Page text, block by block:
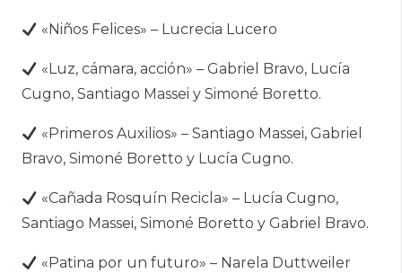
«Niños Felices» – Lucrecia Lucero
«Luz, cámara, acción» – Gabriel Bravo, Lucía
Cugno, Santiago Massei y Simoné Boretto.
«Primeros Auxilios» – Santiago Massei, Gabriel
Bravo, Simoné Boretto y Lucía Cugno.
«Cañada Rosquín Recicla» – Lucía Cugno,
Santiago Massei, Simoné Boretto y Gabriel Bravo.
«Patina por un futuro» – Narela Duttweiler